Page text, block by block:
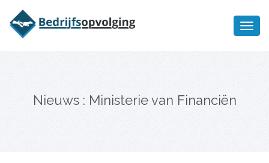
Nieuws : Ministerie van Financiën
bedrijfsopvolging voor fiscaal
juridisch advies
Ik wil meer informatie